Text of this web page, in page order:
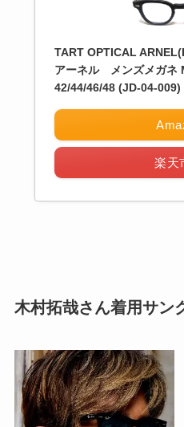
TART OPTICAL
アーネル メンズメガネ
42/44/46/48 (JD-04-009)
楽天
木村拓哉さん着用サン